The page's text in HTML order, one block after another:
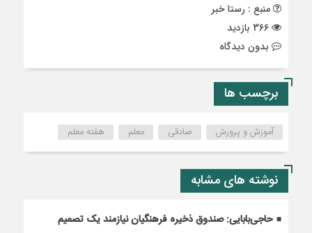
منبع : رستا خبر
بدون دیدگاه
برچسب ها
آموزش و پرورش صادقی معلم هفته معلم
نوشته های مشابه
حاجی‌بابایی: صندوق ذخیره فرهنگیان نیازمند یک تصمیم